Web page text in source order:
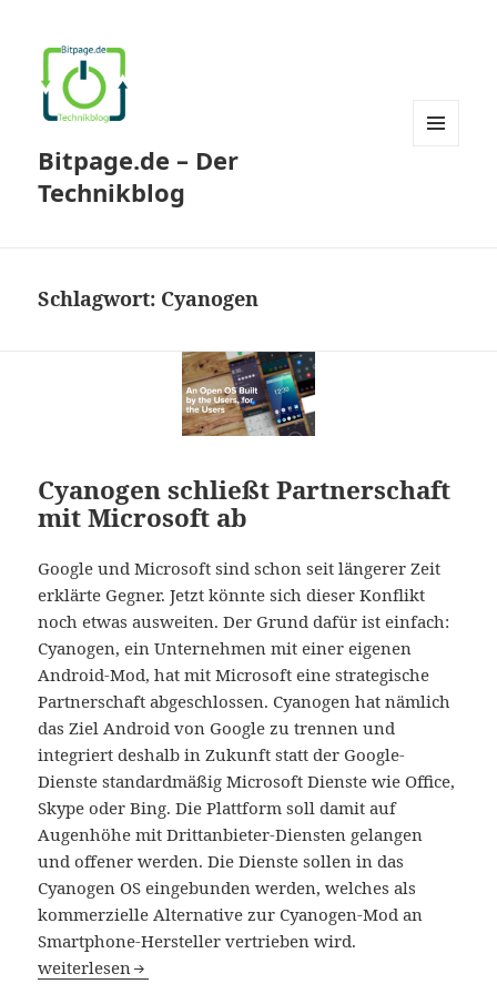
Bitpage.de – Der
Technikblog
Schlagwort: Cyanogen
Cyanogen schließt Partnerschaft
mit Microsoft ab
Google und Microsoft sind schon seit längerer Zeit
erklärte Gegner. Jetzt könnte sich dieser Konflikt
noch etwas ausweiten. Der Grund dafür ist einfach:
Cyanogen, ein Unternehmen mit einer eigenen
Android-Mod, hat mit Microsoft eine strategische
Partnerschaft abgeschlossen. Cyanogen hat nämlich
das Ziel Android von Google zu trennen und
integriert deshalb in Zukunft statt der Google-
Dienste standardmäßig Microsoft Dienste wie Office,
Skype oder Bing. Die Plattform soll damit auf
Augenhöhe mit Drittanbieter-Diensten gelangen
und offener werden. Die Dienste sollen in das
Cyanogen OS eingebunden werden, welches als
kommerzielle Alternative zur Cyanogen-Mod an
Smartphone-Hersteller vertrieben wird.
Cyanogen schließt Partnerschaft mit Microsoft ab
weiterlesen